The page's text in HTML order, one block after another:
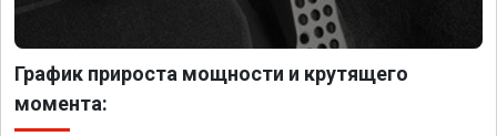
График прироста мощности и крутящего
момента: